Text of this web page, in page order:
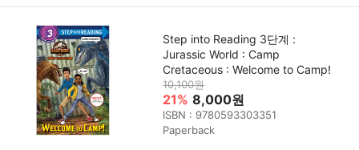
Step into Reading 3단계 :
Jurassic World : Camp
Cretaceous : Welcome to Camp!
10,100원
21% 8,000원
ISBN : 9780593303351
Paperback